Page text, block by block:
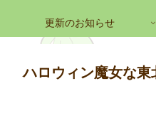
更新のお知らせ
ハロウィン魔女な東